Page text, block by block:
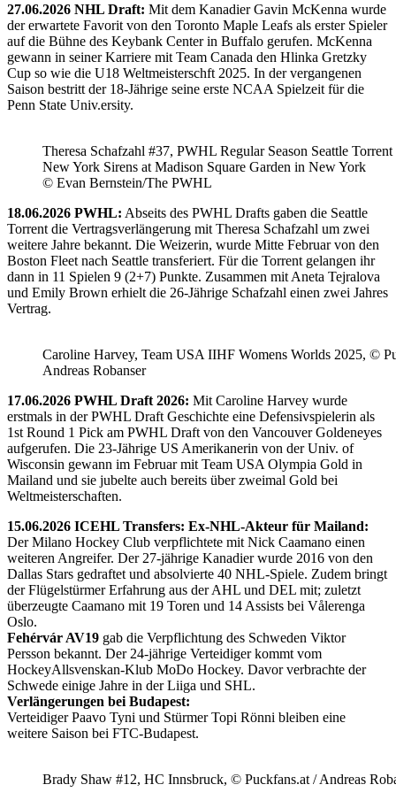
27.06.2026 NHL Draft: Mit dem Kanadier Gavin McKenna wurde
der erwartete Favorit von den Toronto Maple Leafs als erster Spieler
auf die Bühne des Keybank Center in Buffalo gerufen. McKenna
gewann in seiner Karriere mit Team Canada den Hlinka Gretzky
Cup so wie die U18 Weltmeisterschft 2025. In der vergangenen
Saison bestritt der 18-Jährige seine erste NCAA Spielzeit für die
Penn State Univ.ersity.
Theresa Schafzahl #37, PWHL Regular Season Seattle Torrent
New York Sirens at Madison Square Garden in New York
© Evan Bernstein/The PWHL
18.06.2026 PWHL: Abseits des PWHL Drafts gaben die Seattle
Torrent die Vertragsverlängerung mit Theresa Schafzahl um zwei
weitere Jahre bekannt. Die Weizerin, wurde Mitte Februar von den
Boston Fleet nach Seattle transferiert. Für die Torrent gelangen ihr
dann in 11 Spielen 9 (2+7) Punkte. Zusammen mit Aneta Tejralova
und Emily Brown erhielt die 26-Jährige Schafzahl einen zwei Jahres
Vertrag.
Caroline Harvey, Team USA IIHF Womens Worlds 2025, ©
Andreas Robanser
17.06.2026 PWHL Draft 2026: Mit Caroline Harvey wurde
erstmals in der PWHL Draft Geschichte eine Defensivspielerin als
1st Round 1 Pick am PWHL Draft von den Vancouver Goldeneyes
aufgerufen. Die 23-Jährige US Amerikanerin von der Univ. of
Wisconsin gewann im Februar mit Team USA Olympia Gold in
Mailand und sie jubelte auch bereits über zweimal Gold bei
Weltmeisterschaften.
15.06.2026 ICEHL Transfers: Ex-NHL-Akteur für Mailand:
Der Milano Hockey Club verpflichtete mit Nick Caamano einen
weiteren Angreifer. Der 27-jährige Kanadier wurde 2016 von den
Dallas Stars gedraftet und absolvierte 40 NHL-Spiele. Zudem bringt
der Flügelstürmer Erfahrung aus der AHL und DEL mit; zuletzt
überzeugte Caamano mit 19 Toren und 14 Assists bei Vålerenga
Oslo.
Fehérvár AV19 gab die Verpflichtung des Schweden Viktor
Persson bekannt. Der 24-jährige Verteidiger kommt vom
HockeyAllsvenskan-Klub MoDo Hockey. Davor verbrachte der
Schwede einige Jahre in der Liiga und SHL.
Verlängerungen bei Budapest:
Verteidiger Paavo Tyni und Stürmer Topi Rönni bleiben eine
weitere Saison bei FTC-Budapest.
Brady Shaw #12, HC Innsbruck, © Puckfans.at / Andreas